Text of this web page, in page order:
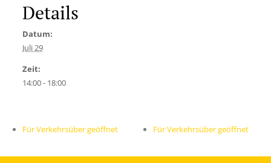
Details
Datum:
Juli 29
Zeit:
14:00 - 18:00
Für Verkehrsüber geöffnet Für Verkehrsüber geöffnet